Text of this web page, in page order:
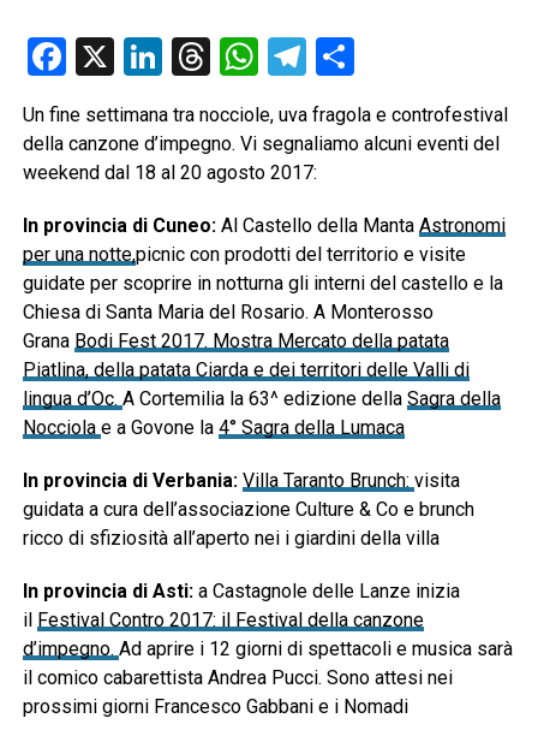
Facebook
X LinkedIn
Threads
WhatsApp
Telegram
Condividi
Un fine settimana tra nocciole, uva fragola e controfestival
della canzone d’impegno. Vi segnaliamo alcuni eventi del
weekend dal 18 al 20 agosto 2017:
In provincia di Cuneo: Al Castello della Manta Astronomi
per una notte,picnic con prodotti del territorio e visite
guidate per scoprire in notturna gli interni del castello e la
Chiesa di Santa Maria del Rosario. A Monterosso
Grana Bodi Fest 2017. Mostra Mercato della patata
Piatlina, della patata Ciarda e dei territori delle Valli di
lingua d’Oc. A Cortemilia la 63^ edizione della Sagra della
Nocciola e a Govone la 4° Sagra della Lumaca
In provincia di Verbania: Villa Taranto Brunch: visita
guidata a cura dell’associazione Culture & Co e brunch
ricco di sfiziosità all’aperto nei i giardini della villa
In provincia di Asti: a Castagnole delle Lanze inizia
il Festival Contro 2017: il Festival della canzone
d’impegno. Ad aprire i 12 giorni di spettacoli e musica sarà
il comico cabarettista Andrea Pucci. Sono attesi nei
prossimi giorni Francesco Gabbani e i Nomadi